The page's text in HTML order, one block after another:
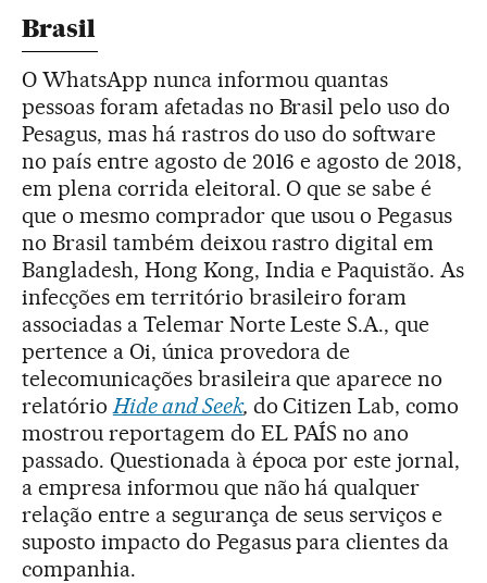
Brasil
O WhatsApp nunca informou quantas
pessoas foram afetadas no Brasil pelo uso do
Pesagus, mas há rastros do uso do software
no país entre agosto de 2016 e agosto de 2018,
em plena corrida eleitoral. O que se sabe é
que o mesmo comprador que usou o Pegasus
no Brasil também deixou rastro digital em
Bangladesh, Hong Kong, India e Paquistão. As
infecções em território brasileiro foram
associadas a Telemar Norte Leste S.A., que
pertence a Oi, única provedora de
telecomunicações brasileira que aparece no
relatórioHide and Seek, do Citizen Lab, como
mostrou reportagem do EL PAÍS no ano
passado. Questionada à época por este jornal,
a empresa informou que não há qualquer
relação entre a segurança de seus serviços e
suposto impacto do Pegasus para clientes da
companhia.